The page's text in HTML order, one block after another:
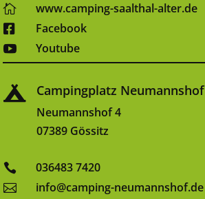
 www.camping-saalthal-alter.de
 Facebook
 Youtube
 Campingplatz Neumannshof
Neumannshof 4
07389 Gössitz
 036483 7420
 info@camping-neumannshof.de